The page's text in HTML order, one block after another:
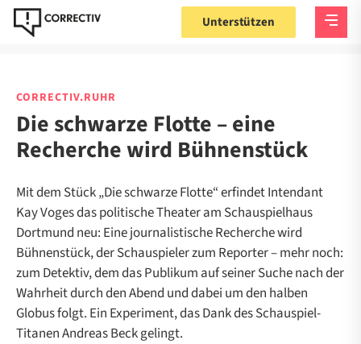
Unterstützen
CORRECTIV.RUHR
Die schwarze Flotte – eine
Recherche wird Bühnenstück
Mit dem Stück „Die schwarze Flotte“ erfindet Intendant
Kay Voges das politische Theater am Schauspielhaus
Dortmund neu: Eine journalistische Recherche wird
Bühnenstück, der Schauspieler zum Reporter – mehr noch:
zum Detektiv, dem das Publikum auf seiner Suche nach der
Wahrheit durch den Abend und dabei um den halben
Globus folgt. Ein Experiment, das Dank des Schauspiel-
Titanen Andreas Beck gelingt.